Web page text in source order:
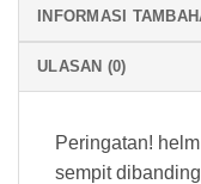
INFORMASI
ULASAN (0)
Peringatan!
sempit